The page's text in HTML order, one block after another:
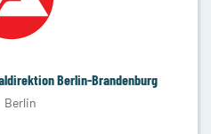
Berlin-Brandenburg
Berlin